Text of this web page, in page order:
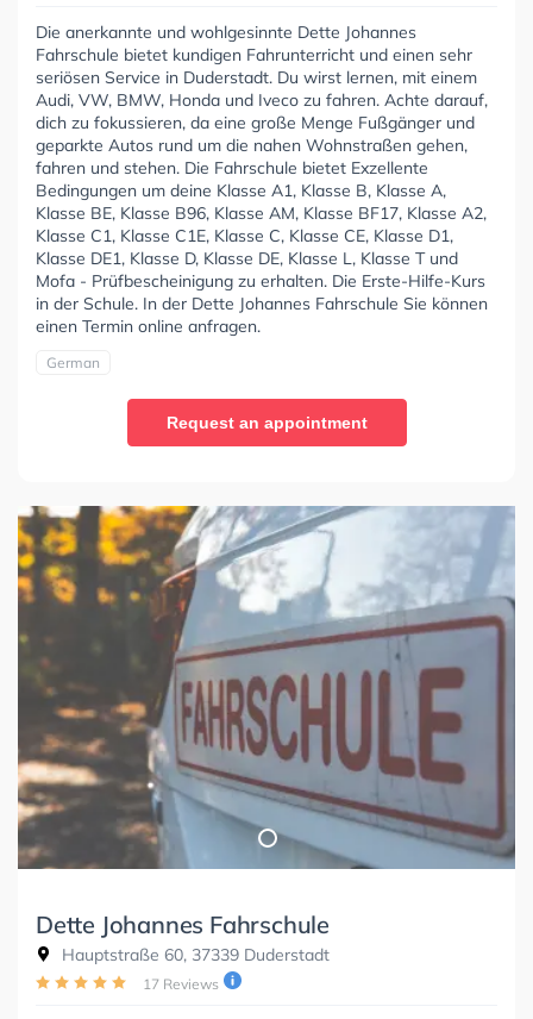
Die anerkannte und wohlgesinnte Dette Johannes
Fahrschule bietet kundigen Fahrunterricht und einen sehr
seriösen Service in Duderstadt. Du wirst lernen, mit einem
Audi, VW, BMW, Honda und Iveco zu fahren. Achte darauf,
dich zu fokussieren, da eine große Menge Fußgänger und
geparkte Autos rund um die nahen Wohnstraßen gehen,
fahren und stehen. Die Fahrschule bietet Exzellente
Bedingungen um deine Klasse A1, Klasse B, Klasse A,
Klasse BE, Klasse B96, Klasse AM, Klasse BF17, Klasse A2,
Klasse C1, Klasse C1E, Klasse C, Klasse CE, Klasse D1,
Klasse DE1, Klasse D, Klasse DE, Klasse L, Klasse T und
Mofa - Prüfbescheinigung zu erhalten. Die Erste-Hilfe-Kurs
in der Schule. In der Dette Johannes Fahrschule Sie können
einen Termin online anfragen.
German
Request an appointment
Dette Johannes Fahrschule
Hauptstraße 60, 37339 Duderstadt
17 Reviews